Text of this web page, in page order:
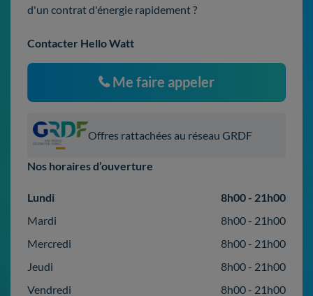
d'un contrat d'énergie rapidement ?
Contacter Hello Watt
Me faire appeler
Offres rattachées au réseau GRDF
Nos horaires d’ouverture
Lundi
8h00 - 21h00
Mardi
8h00 - 21h00
Mercredi
8h00 - 21h00
Jeudi
8h00 - 21h00
Vendredi
8h00 - 21h00